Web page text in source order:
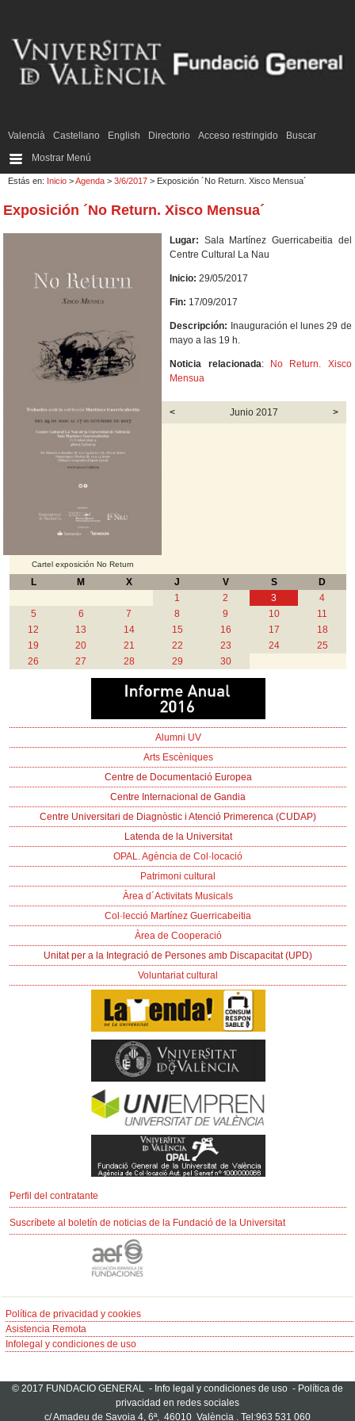
Valencià Castellano English Directorio Acceso restringido
Buscar
Mostrar Menú
Estás en: Inicio >Agenda > 3/6/2017 > Exposición ´No Return. Xisco Mensua´
Exposición ´No Return. Xisco Mensua´
Cartel exposición No Return
Lugar: Sala Martínez Guerricabeitia del
Centre Cultural La Nau
Inicio:29/05/2017
Fin: 17/09/2017
Descripción: Inauguración el lunes 29 de
mayo a las 19 h.
Noticia relacionada:
No Return. Xisco
Mensua
< Junio 2017 >
L M X J V S
D
1
2 3
4
5
6 7 8 9 10
11
12
13 14 15 16 17
18
19
20 21 22 23 24
25
26
27 28 29 30
Alumni UV
Arts Escèniques
Centre de Documentació Europea
Centre Internacional de Gandia
Centre Universitari de Diagnòstic i Atenció Primerenca (CUDAP)
Latenda de la Universitat
OPAL. Agència de Col·locació
Patrimoni cultural
Àrea d´Activitats Musicals
Col·lecció Martínez Guerricabeitia
Àrea de Cooperació
Unitat per a la Integració de Persones amb Discapacitat (UPD)
Voluntariat cultural
Perfil del contratante
Suscríbete al boletín de noticias de la Fundació de la Universitat
Política de privacidad y cookies
Asistencia Remota
Infolegal y condiciones de uso
© 2017 FUNDACIO GENERAL - Info legal y condiciones de uso - Política de
privacidad en redes sociales
c/ Amadeu de Savoia 4, 6ª, 46010 València . Tel:963 531 060